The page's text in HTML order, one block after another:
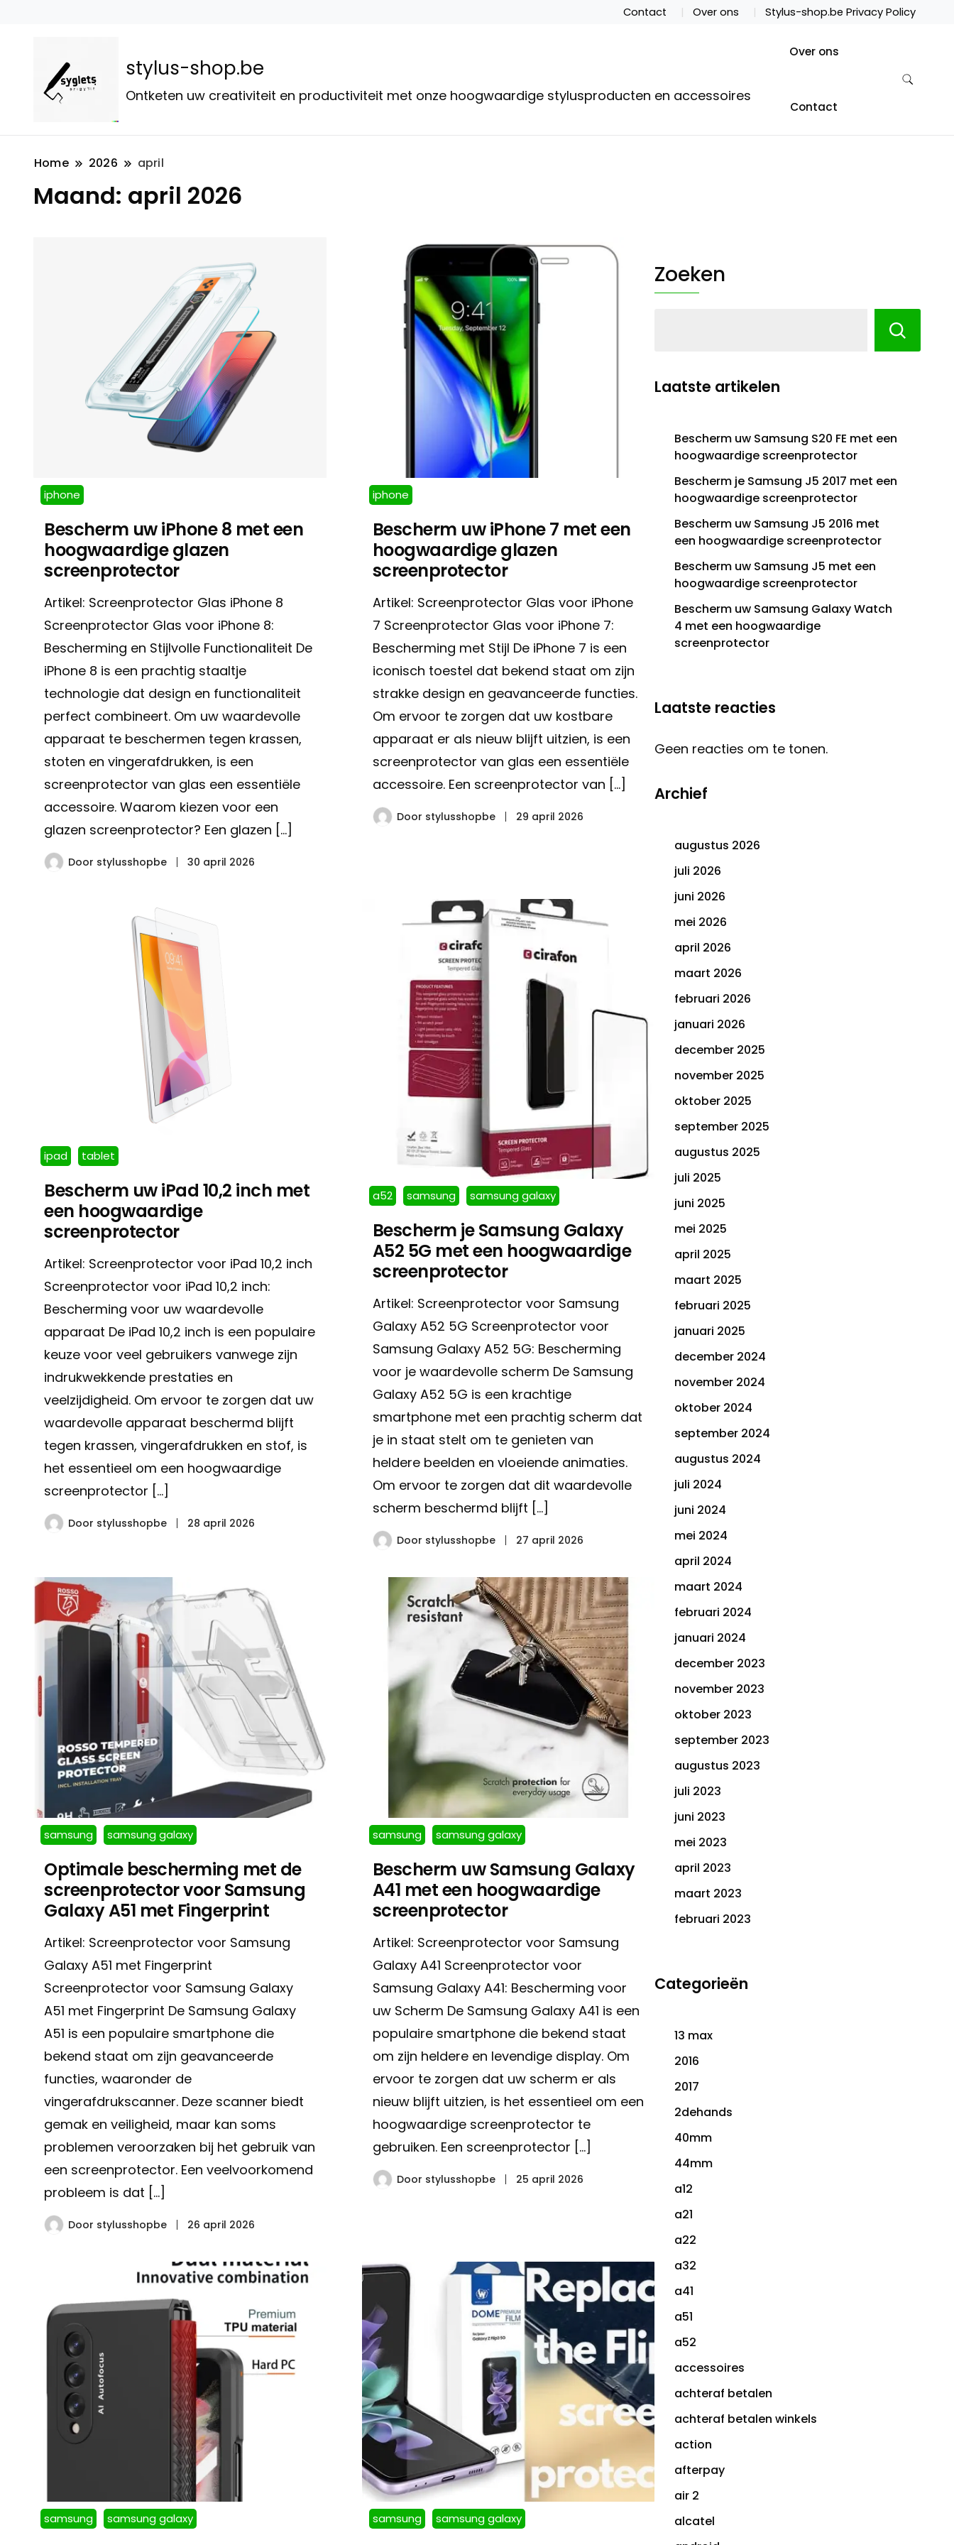
Contact Over ons Stylus-shop.be Privacy Policy
stylus-shop.be
Ontketen uw creativiteit en productiviteit met onze hoogwaardige stylusproducten en accessoires
Over ons
Contact
Home 2026 april
Maand: april 2026
iphone
Bescherm uw iPhone 8 met een
hoogwaardige glazen
screenprotector
Artikel: Screenprotector Glas iPhone 8
Screenprotector Glas voor iPhone 8:
Bescherming en Stijlvolle Functionaliteit De
iPhone 8 is een prachtig staaltje
technologie dat design en functionaliteit
perfect combineert. Om uw waardevolle
apparaat te beschermen tegen krassen,
stoten en vingerafdrukken, is een
screenprotector van glas een essentiële
accessoire. Waarom kiezen voor een
glazen screenprotector? Een glazen […]
Door stylusshopbe 30 april 2026
iphone
Bescherm uw iPhone 7 met een
hoogwaardige glazen
screenprotector
Artikel: Screenprotector Glas voor iPhone
7 Screenprotector Glas voor iPhone 7:
Bescherming met Stijl De iPhone 7 is een
iconisch toestel dat bekend staat om zijn
strakke design en geavanceerde functies.
Om ervoor te zorgen dat uw kostbare
apparaat er als nieuw blijft uitzien, is een
screenprotector van glas een essentiële
accessoire. Een screenprotector van […]
Door stylusshopbe 29 april 2026
ipad tablet
Bescherm uw iPad 10,2 inch met
een hoogwaardige
screenprotector
Artikel: Screenprotector voor iPad 10,2 inch
Screenprotector voor iPad 10,2 inch:
Bescherming voor uw waardevolle
apparaat De iPad 10,2 inch is een populaire
keuze voor veel gebruikers vanwege zijn
indrukwekkende prestaties en
veelzijdigheid. Om ervoor te zorgen dat uw
waardevolle apparaat beschermd blijft
tegen krassen, vingerafdrukken en stof, is
het essentieel om een hoogwaardige
screenprotector […]
Door stylusshopbe 28 april 2026
a52 samsung samsung galaxy
Bescherm je Samsung Galaxy
A52 5G met een hoogwaardige
screenprotector
Artikel: Screenprotector voor Samsung
Galaxy A52 5G Screenprotector voor
Samsung Galaxy A52 5G: Bescherming
voor je waardevolle scherm De Samsung
Galaxy A52 5G is een krachtige
smartphone met een prachtig scherm dat
je in staat stelt om te genieten van
heldere beelden en vloeiende animaties.
Om ervoor te zorgen dat dit waardevolle
scherm beschermd blijft […]
Door stylusshopbe 27 april 2026
samsung samsung galaxy
Optimale bescherming met de
screenprotector voor Samsung
Galaxy A51 met Fingerprint
Artikel: Screenprotector voor Samsung
Galaxy A51 met Fingerprint
Screenprotector voor Samsung Galaxy
A51 met Fingerprint De Samsung Galaxy
A51 is een populaire smartphone die
bekend staat om zijn geavanceerde
functies, waaronder de
vingerafdrukscanner. Deze scanner biedt
gemak en veiligheid, maar kan soms
problemen veroorzaken bij het gebruik van
een screenprotector. Een veelvoorkomend
probleem is dat […]
Door stylusshopbe 26 april 2026
samsung samsung galaxy
Bescherm uw Samsung Galaxy
A41 met een hoogwaardige
screenprotector
Artikel: Screenprotector voor Samsung
Galaxy A41 Screenprotector voor
Samsung Galaxy A41: Bescherming voor
uw Scherm De Samsung Galaxy A41 is een
populaire smartphone die bekend staat
om zijn heldere en levendige display. Om
ervoor te zorgen dat uw scherm er als
nieuw blijft uitzien, is het essentieel om een
hoogwaardige screenprotector te
gebruiken. Een screenprotector […]
Door stylusshopbe 25 april 2026
samsung samsung galaxy samsung samsung galaxy
Zoeken
Laatste artikelen
Bescherm uw Samsung S20 FE met een
hoogwaardige screenprotector
Bescherm je Samsung J5 2017 met een
hoogwaardige screenprotector
Bescherm uw Samsung J5 2016 met
een hoogwaardige screenprotector
Bescherm uw Samsung J5 met een
hoogwaardige screenprotector
Bescherm uw Samsung Galaxy Watch
4 met een hoogwaardige
screenprotector
Laatste reacties
Geen reacties om te tonen.
Archief
augustus 2026
juli 2026
juni 2026
mei 2026
april 2026
maart 2026
februari 2026
januari 2026
december 2025
november 2025
oktober 2025
september 2025
augustus 2025
juli 2025
juni 2025
mei 2025
april 2025
maart 2025
februari 2025
januari 2025
december 2024
november 2024
oktober 2024
september 2024
augustus 2024
juli 2024
juni 2024
mei 2024
april 2024
maart 2024
februari 2024
januari 2024
december 2023
november 2023
oktober 2023
september 2023
augustus 2023
juli 2023
juni 2023
mei 2023
april 2023
maart 2023
februari 2023
Categorieën
13 max
2016
2017
2dehands
40mm
44mm
a12
a21
a22
a32
a41
a51
a52
accessoires
achteraf betalen
achteraf betalen winkels
action
afterpay
air 2
alcatel